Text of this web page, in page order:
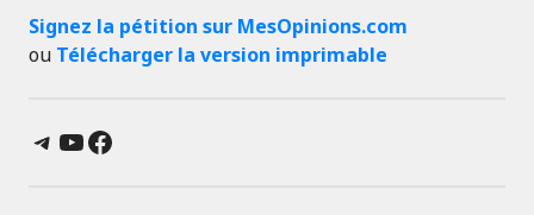
Signez la pétition sur MesOpinions.com
ou Télécharger la version imprimable
Telegram
YouTube
Facebook